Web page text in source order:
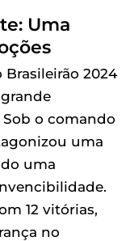
Uma
Brasileirão 2024
o comando
uma
uma
12 vitórias,
no